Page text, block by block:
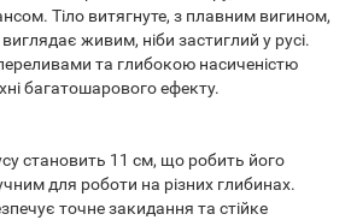
Тіло витягнуте, з плавним вигином,
живим, ніби застиглий у русі.
та глибокою насиченістю
багатошарового ефекту.
становить 11 см, що робить його
для роботи на різних глибинах.
точне закидання та стійке